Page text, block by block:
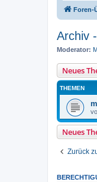
Foren-
Archiv
Moderator:
Neues
THEMEN
Neues
Zurück